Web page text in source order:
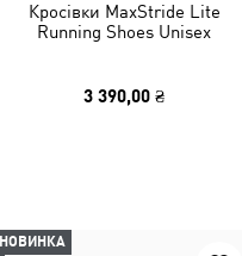
Кросівки MaxStride Lite
Running Shoes Unisex
3 390,00 ₴
НОВИНКА